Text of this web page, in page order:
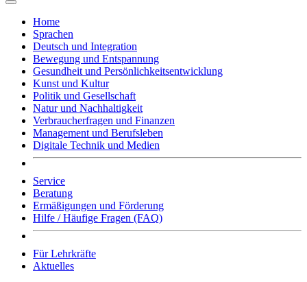
Home
Sprachen
Deutsch und Integration
Bewegung und Entspannung
Gesundheit und Persönlichkeitsentwicklung
Kunst und Kultur
Politik und Gesellschaft
Natur und Nachhaltigkeit
Verbraucherfragen und Finanzen
Management und Berufsleben
Digitale Technik und Medien
Service
Beratung
Ermäßigungen und Förderung
Hilfe / Häufige Fragen (FAQ)
Für Lehrkräfte
Aktuelles